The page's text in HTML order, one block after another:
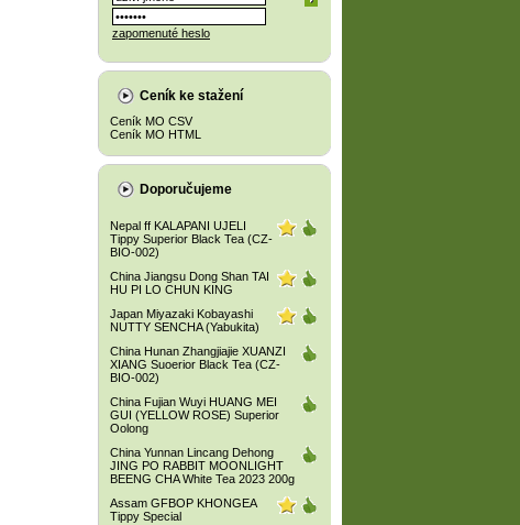
zapomenuté heslo
Ceník ke stažení
Ceník MO CSV
Ceník MO HTML
Doporučujeme
Nepal ff KALAPANI UJELI
Tippy Superior Black Tea (CZ-
BIO-002)
China Jiangsu Dong Shan TAI
HU PI LO CHUN KING
Japan Miyazaki Kobayashi
NUTTY SENCHA (Yabukita)
China Hunan Zhangjiajie XUANZI
XIANG Suoerior Black Tea (CZ-
BIO-002)
China Fujian Wuyi HUANG MEI
GUI (YELLOW ROSE) Superior
Oolong
China Yunnan Lincang Dehong
JING PO RABBIT MOONLIGHT
BEENG CHA White Tea 2023 200g
Assam GFBOP KHONGEA
Tippy Special